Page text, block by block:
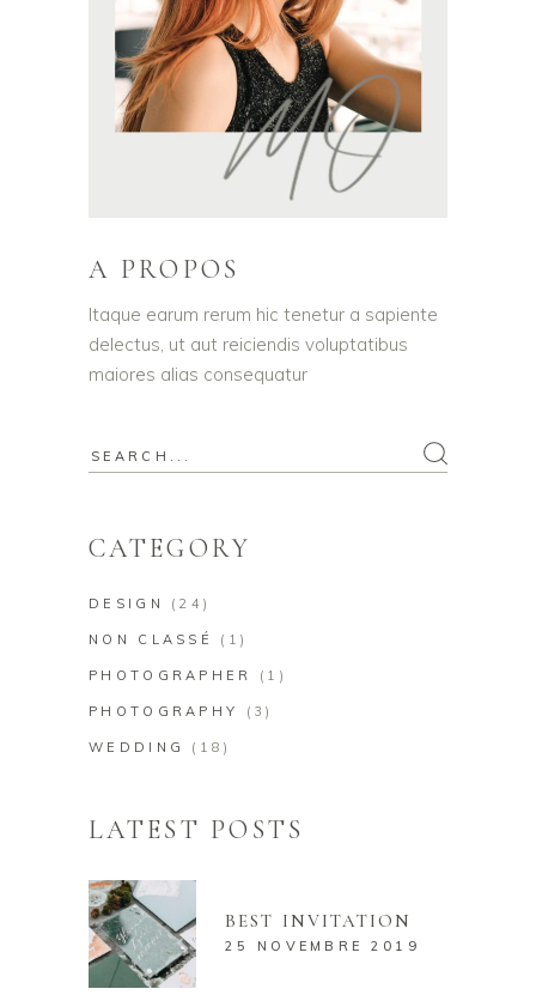
A PROPOS
Itaque earum rerum hic tenetur a sapiente
delectus, ut aut reiciendis voluptatibus
maiores alias consequatur
Search
CATEGORY
DESIGN (24)
NON CLASSÉ (1)
PHOTOGRAPHER (1)
PHOTOGRAPHY (3)
WEDDING (18)
LATEST POSTS
BEST INVITATION
25 NOVEMBRE 2019